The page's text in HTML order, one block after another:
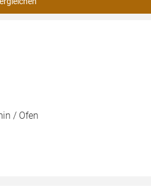
/ Ofen